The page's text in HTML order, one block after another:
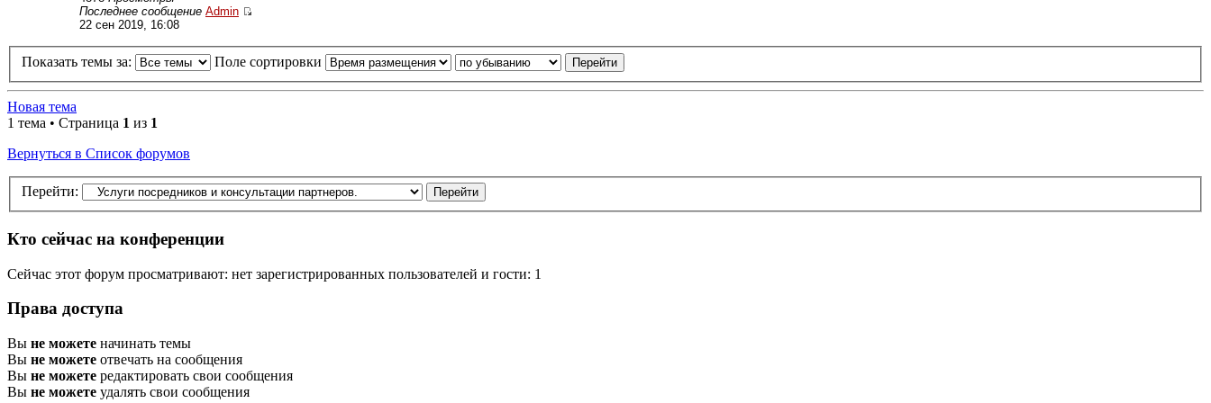
Последнее сообщение Admin
22 сен 2019, 16:08
Показать темы за: Поле сортировки
Новая тема
1 тема • Страница 1 из 1
Вернуться в Список форумов
Перейти:
Кто сейчас на конференции
Сейчас этот форум просматривают: нет зарегистрированных пользователей и гости: 1
Права доступа
Вы не можете начинать темы
Вы не можете отвечать на сообщения
Вы не можете редактировать свои сообщения
Вы не можете удалять свои сообщения